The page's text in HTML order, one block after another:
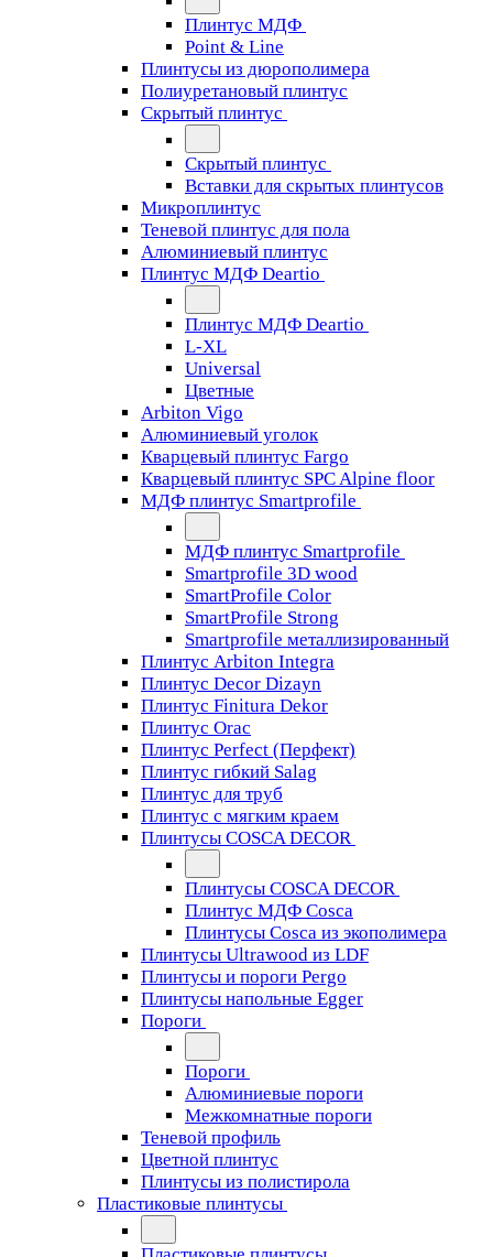
Плинтус МДФ
Point & Line
Плинтусы из дюрополимера
Полиуретановый плинтус
Скрытый плинтус
Скрытый плинтус
Вставки для скрытых плинтусов
Микроплинтус
Теневой плинтус для пола
Алюминиевый плинтус
Плинтус МДФ Deartio
Плинтус МДФ Deartio
L-XL
Universal
Цветные
Arbiton Vigo
Алюминиевый уголок
Кварцевый плинтус Fargo
Кварцевый плинтус SPC Alpine floor
МДФ плинтус Smartprofile
МДФ плинтус Smartprofile
Smartprofile 3D wood
SmartProfile Color
SmartProfile Strong
Smartprofile металлизированный
Плинтус Arbiton Integra
Плинтус Decor Dizayn
Плинтус Finitura Dekor
Плинтус Orac
Плинтус Perfect (Перфект)
Плинтус гибкий Salag
Плинтус для труб
Плинтус с мягким краем
Плинтусы COSCA DECOR
Плинтусы COSCA DECOR
Плинтус МДФ Cosca
Плинтусы Cosca из экополимера
Плинтусы Ultrawood из LDF
Плинтусы и пороги Pergo
Плинтусы напольные Egger
Пороги
Пороги
Алюминиевые пороги
Межкомнатные пороги
Теневой профиль
Цветной плинтус
Плинтусы из полистирола
Пластиковые плинтусы